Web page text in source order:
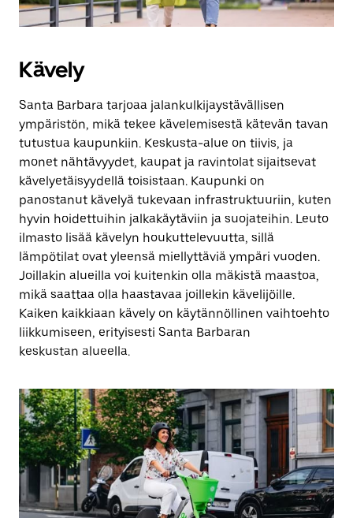
Kävely
Santa Barbara tarjoaa jalankulkijaystävällisen
ympäristön, mikä tekee kävelemisestä kätevän tavan
tutustua kaupunkiin. Keskusta-alue on tiivis, ja
monet nähtävyydet, kaupat ja ravintolat sijaitsevat
kävelyetäisyydellä toisistaan. Kaupunki on
panostanut kävelyä tukevaan infrastruktuuriin, kuten
hyvin hoidettuihin jalkakäytäviin ja suojateihin. Leuto
ilmasto lisää kävelyn houkuttelevuutta, sillä
lämpötilat ovat yleensä miellyttäviä ympäri vuoden.
Joillakin alueilla voi kuitenkin olla mäkistä maastoa,
mikä saattaa olla haastavaa joillekin kävelijöille.
Kaiken kaikkiaan kävely on käytännöllinen vaihtoehto
liikkumiseen, erityisesti Santa Barbaran
keskustan alueella.